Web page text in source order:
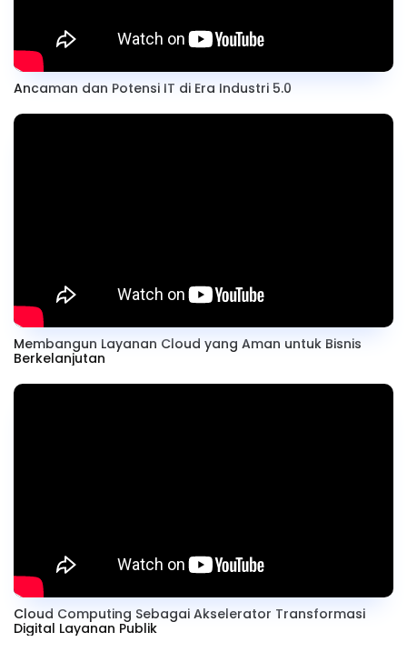
Ancaman dan Potensi IT di Era Industri 5.0
Membangun Layanan Cloud yang Aman untuk Bisnis
Berkelanjutan
Cloud Computing Sebagai Akselerator Transformasi
Digital Layanan Publik